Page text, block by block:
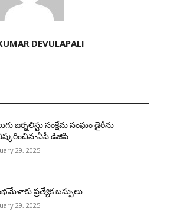
DEVULAPALI
జర్నలిస్టు సంక్షేమ సంఘం డైరీను
ఏపీ డిజిపి
29, 2025
ప్ర‌త్యేక బ‌స్సులు
29, 2025